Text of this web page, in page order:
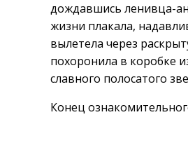
дождавшись ленивца-
жизни плакала,
вылетела через
похоронила в коробке
славного полосатого
Конец